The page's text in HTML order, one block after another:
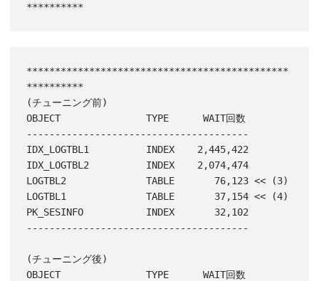
**********************************************
**********
(チューニング前)
OBJECT               TYPE      WAIT回数
---------------------------------------
IDX_LOGTBL1          INDEX    2,445,422
IDX_LOGTBL2          INDEX    2,074,474
LOGTBL2              TABLE       76,123 << (3)
LOGTBL1              TABLE       37,154 << (4)
PK_SESINFO           INDEX       32,102
---------------------------------------
(チューニング後)
OBJECT               TYPE      WAIT回数